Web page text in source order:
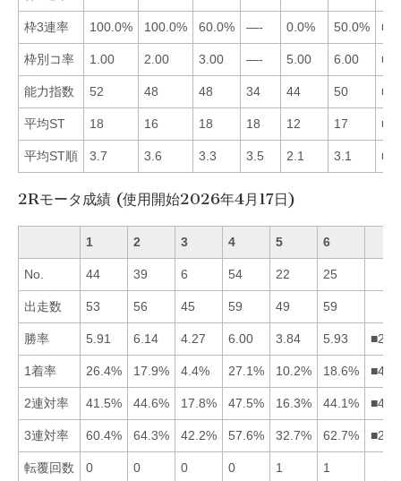
枠3連率 100.0% 100.0% 60.0% —- 0.0% 50.0%
枠別コ率 1.00 2.00 3.00 —- 5.00 6.00
能力指数 52 48 48 34 44 50
平均ST 18 16 18 18 12 17
平均ST順 3.7 3.6 3.3 3.5 2.1 3.1
2Rモータ成績 (使用開始2026年4月17日)
1 2 3 4 5 6
No. 44 39 6 54 22 25
出走数 53 56 45 59 49 59
勝率 5.91 6.14 4.27 6.00 3.84 5.93
1着率 26.4% 17.9% 4.4% 27.1% 10.2% 18.6%
2連対率 41.5% 44.6% 17.8% 47.5% 16.3% 44.1%
3連対率 60.4% 64.3% 42.2% 57.6% 32.7% 62.7%
転覆回数 0 0 0 0 1 1